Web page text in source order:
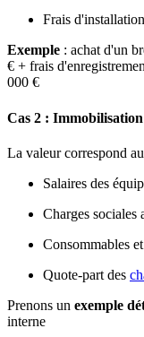
Frais
Exemple : achat d'un
€ + frais
000 €
Cas 2 :
La valeur correspond au
Salaires des
Charges sociales
Consommables
Quote-part des
Prenons un exemple
interne